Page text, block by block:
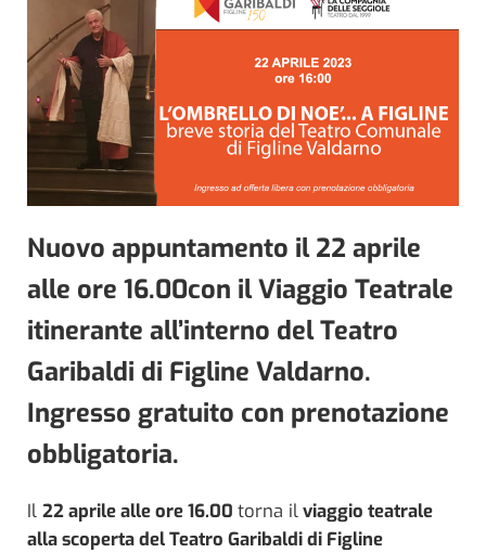
Nuovo appuntamento il 22 aprile
alle ore 16.00con il Viaggio Teatrale
itinerante all’interno del Teatro
Garibaldi di Figline Valdarno.
Ingresso gratuito con prenotazione
obbligatoria.
Il 22 aprile alle ore 16.00 torna ilviaggio teatrale
alla scoperta del Teatro Garibaldi di Figline